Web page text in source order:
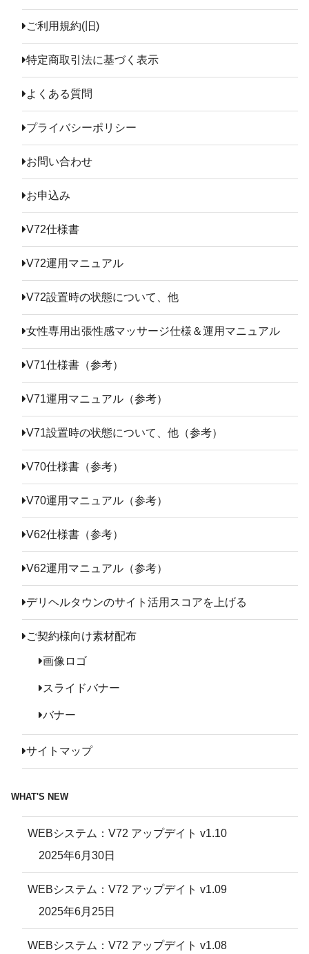
ご利用規約(旧)
特定商取引法に基づく表示
よくある質問
プライバシーポリシー
お問い合わせ
お申込み
V72仕様書
V72運用マニュアル
V72設置時の状態について、他
女性専用出張性感マッサージ仕様＆運用マニュアル
V71仕様書（参考）
V71運用マニュアル（参考）
V71設置時の状態について、他（参考）
V70仕様書（参考）
V70運用マニュアル（参考）
V62仕様書（参考）
V62運用マニュアル（参考）
デリヘルタウンのサイト活用スコアを上げる
ご契約様向け素材配布
画像ロゴ
スライドバナー
バナー
サイトマップ
WHAT'S NEW
WEBシステム：V72 アップデイト v1.10
2025年6月30日
WEBシステム：V72 アップデイト v1.09
2025年6月25日
WEBシステム：V72 アップデイト v1.08